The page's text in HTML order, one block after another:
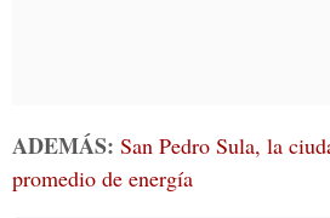
ADEMÁS: San Pedro Sula, la
promedio de energía